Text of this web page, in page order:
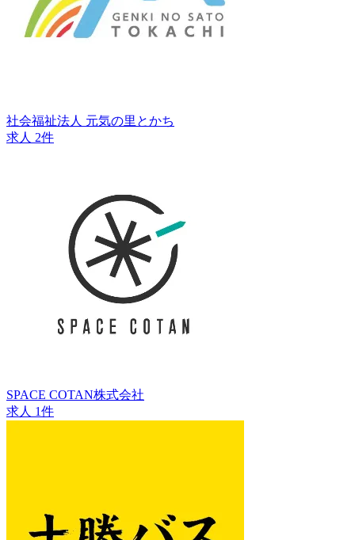
社会福祉法人 元気の里とかち
求人 2件
SPACE COTAN株式会社
求人 1件